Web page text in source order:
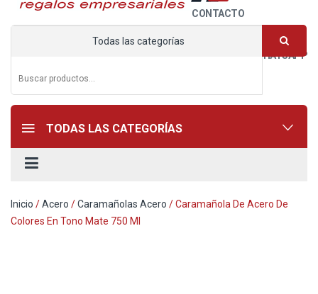
WHATSAPP
CONTACTO
Todas las categorías
TODAS LAS CATEGORÍAS
Inicio /Acero /Caramañolas Acero / Caramañola De Acero De
Colores En Tono Mate 750 Ml